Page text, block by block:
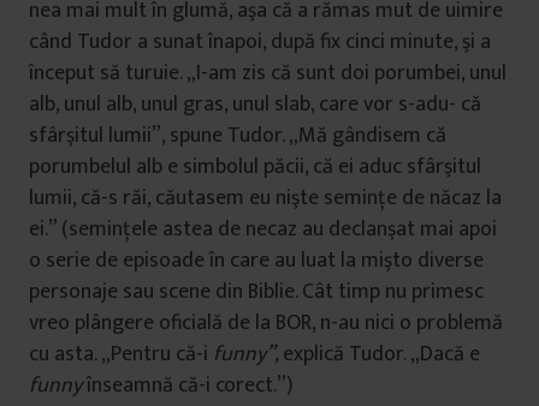
nea mai mult în glumă, aşa că a rămas mut de uimire
când Tudor a sunat înapoi, după fix cinci minute, şi a
început să turuie. „I-am zis că sunt doi porumbei, unul
alb, unul alb, unul gras, unul slab, care vor s-adu- că
sfârşitul lumii”, spune Tudor. „Mă gândisem că
porumbelul alb e simbolul păcii, că ei aduc sfârşitul
lumii, că-s răi, căutasem eu nişte seminţe de năcaz la
ei.” (seminţele astea de necaz au declanşat mai apoi
o serie de episoade în care au luat la mişto diverse
personaje sau scene din Biblie. Cât timp nu primesc
vreo plângere oficială de la BOR, n-au nici o problemă
cu asta. „Pentru că-i funny”,explică Tudor. „Dacă e
funnyînseamnă că-i corect.”)